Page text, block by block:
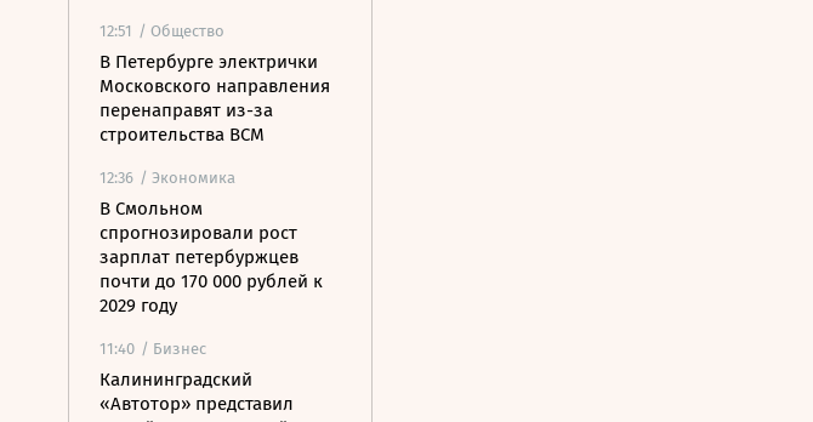
12:51 / Общество
В Петербурге электрички
Московского направления
перенаправят из-за
строительства ВСМ
12:36 / Экономика
В Смольном
спрогнозировали рост
зарплат петербуржцев
почти до 170 000 рублей к
2029 году
11:40 / Бизнес
Калининградский
«Автотор» представил